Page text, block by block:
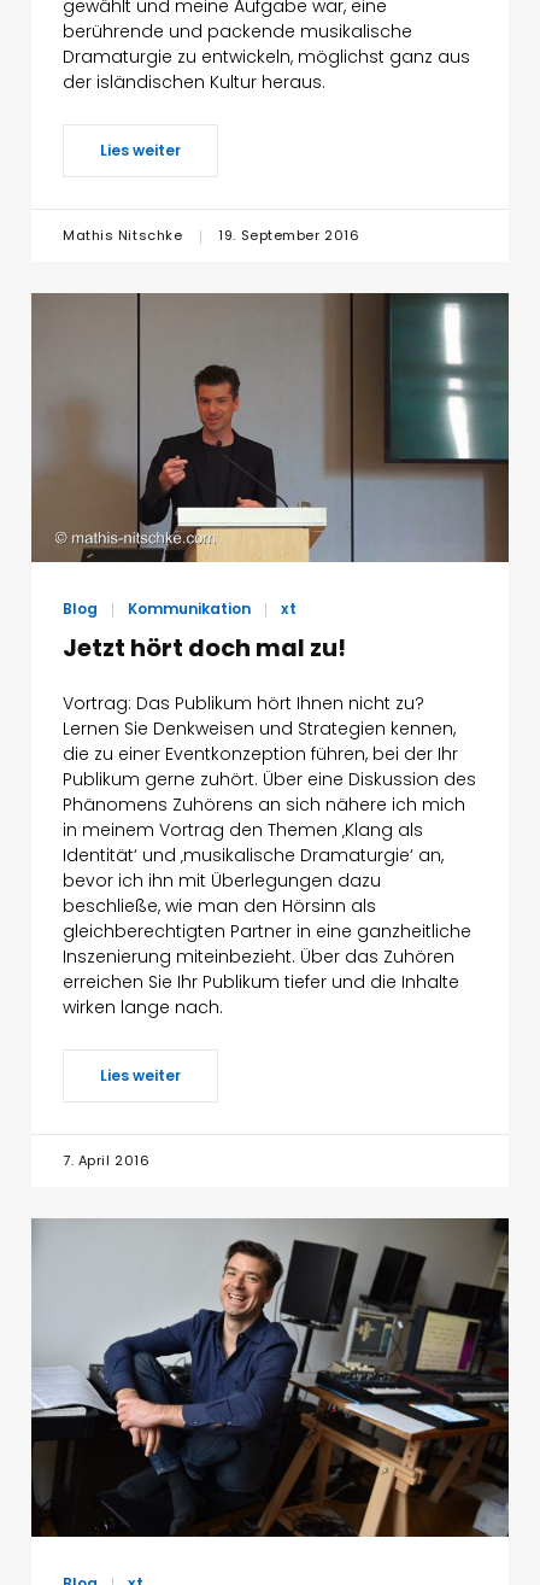
gewählt und meine Aufgabe war, eine
berührende und packende musikalische
Dramaturgie zu entwickeln, möglichst ganz aus
der isländischen Kultur heraus.
Lies weiter
Mathis Nitschke 19. September 2016
Blog Kommunikation xt
Jetzt hört doch mal zu!
Vortrag: Das Publikum hört Ihnen nicht zu?
Lernen Sie Denkweisen und Strategien kennen,
die zu einer Eventkonzeption führen, bei der Ihr
Publikum gerne zuhört. Über eine Diskussion des
Phänomens Zuhörens an sich nähere ich mich
in meinem Vortrag den Themen ‚Klang als
Identität‘ und ‚musikalische Dramaturgie‘ an,
bevor ich ihn mit Überlegungen dazu
beschließe, wie man den Hörsinn als
gleichberechtigten Partner in eine ganzheitliche
Inszenierung miteinbezieht. Über das Zuhören
erreichen Sie Ihr Publikum tiefer und die Inhalte
wirken lange nach.
Lies weiter
7. April 2016